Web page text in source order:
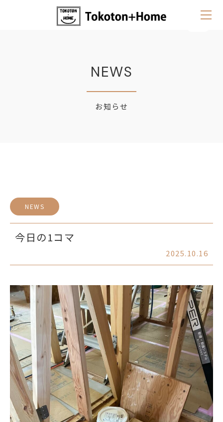
NEWS
お知らせ
NEWS
今日の1コマ
2025.10.16